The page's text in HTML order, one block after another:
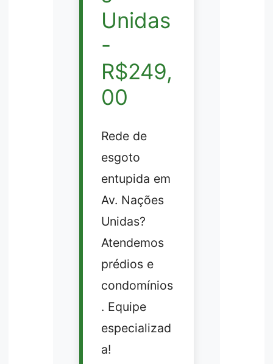
Unidas
-
R$249,
00
Rede de
esgoto
entupida em
Av. Nações
Unidas?
Atendemos
prédios e
condomínios
. Equipe
especializad
a!